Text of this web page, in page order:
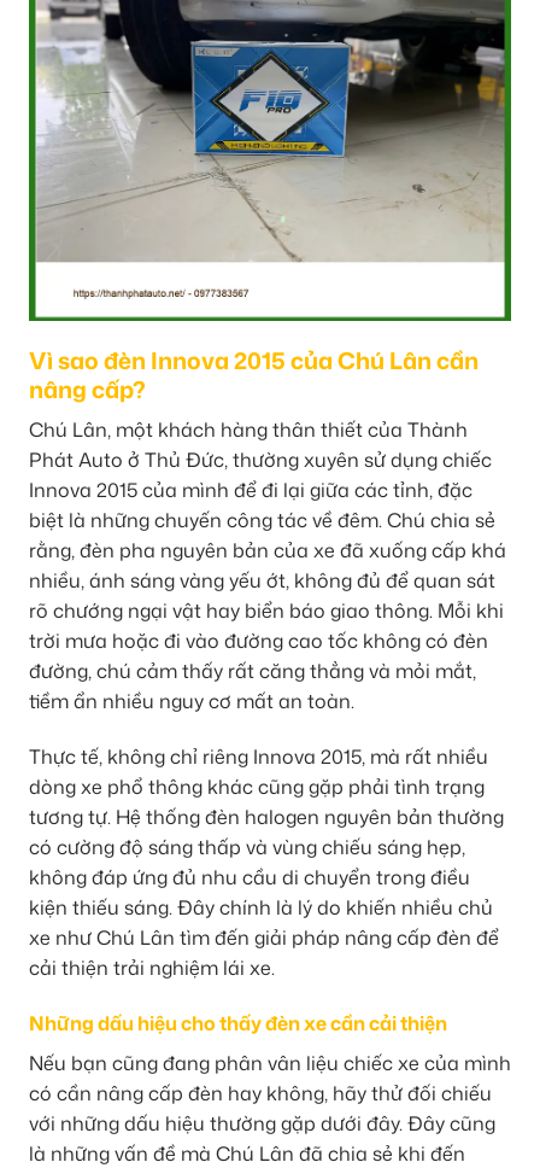
Vì sao đèn Innova 2015 của Chú Lân cần
nâng cấp?
Chú Lân, một khách hàng thân thiết của Thành
Phát Auto ở Thủ Đức, thường xuyên sử dụng chiếc
Innova 2015 của mình để đi lại giữa các tỉnh, đặc
biệt là những chuyến công tác về đêm. Chú chia sẻ
rằng, đèn pha nguyên bản của xe đã xuống cấp khá
nhiều, ánh sáng vàng yếu ớt, không đủ để quan sát
rõ chướng ngại vật hay biển báo giao thông. Mỗi khi
trời mưa hoặc đi vào đường cao tốc không có đèn
đường, chú cảm thấy rất căng thẳng và mỏi mắt,
tiềm ẩn nhiều nguy cơ mất an toàn.
Thực tế, không chỉ riêng Innova 2015, mà rất nhiều
dòng xe phổ thông khác cũng gặp phải tình trạng
tương tự. Hệ thống đèn halogen nguyên bản thường
có cường độ sáng thấp và vùng chiếu sáng hẹp,
không đáp ứng đủ nhu cầu di chuyển trong điều
kiện thiếu sáng. Đây chính là lý do khiến nhiều chủ
xe như Chú Lân tìm đến giải pháp nâng cấp đèn để
cải thiện trải nghiệm lái xe.
Những dấu hiệu cho thấy đèn xe cần cải thiện
Nếu bạn cũng đang phân vân liệu chiếc xe của mình
có cần nâng cấp đèn hay không, hãy thử đối chiếu
với những dấu hiệu thường gặp dưới đây. Đây cũng
là những vấn đề mà Chú Lân đã chia sẻ khi đến